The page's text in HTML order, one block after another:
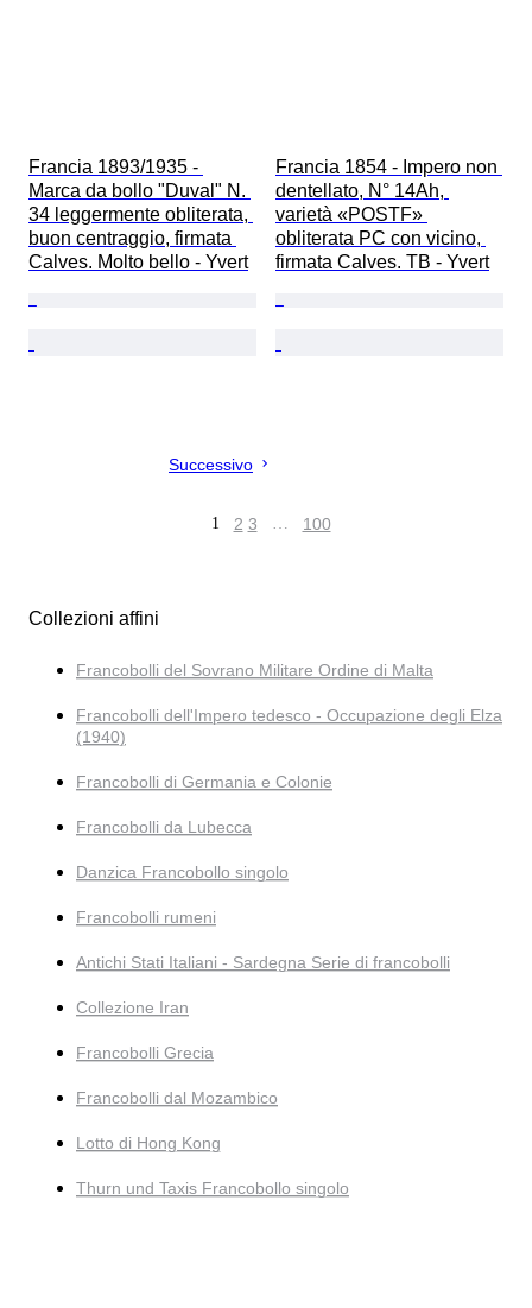
Francia 1893/1935 -
Marca da bollo "Duval" N.
34 leggermente obliterata,
buon centraggio, firmata
Calves. Molto bello - Yvert
Francia 1854 - Impero non
dentellato, N° 14Ah,
varietà «POSTF»
obliterata PC con vicino,
firmata Calves. TB - Yvert
Successivo
1 2 3 … 100
Collezioni affini
Francobolli del Sovrano Militare Ordine di Malta
Francobolli dell'Impero tedesco - Occupazione degli Elza
(1940)
Francobolli di Germania e Colonie
Francobolli da Lubecca
Danzica Francobollo singolo
Francobolli rumeni
Antichi Stati Italiani - Sardegna Serie di francobolli
Collezione Iran
Francobolli Grecia
Francobolli dal Mozambico
Lotto di Hong Kong
Thurn und Taxis Francobollo singolo